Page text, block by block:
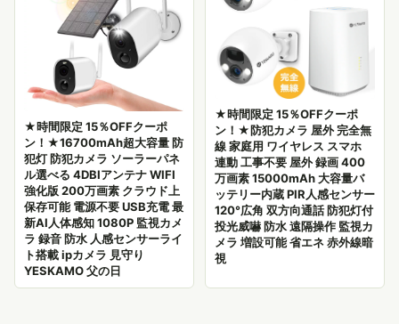
★時間限定 15％OFFクーポ
ン！★16700mAh超大容量 防
犯灯 防犯カメラ ソーラーパネ
ル選べる 4DBIアンテナ WIFI
強化版 200万画素 クラウド上
保存可能 電源不要 USB充電 最
新AI人体感知 1080P 監視カメ
ラ 録音 防水 人感センサーライ
ト搭載 ipカメラ 見守り
YESKAMO 父の日
★時間限定 15％OFFクーポ
ン！★防犯カメラ 屋外 完全無
線 家庭用 ワイヤレス スマホ
連動 工事不要 屋外 録画 400
万画素 15000mAh 大容量バ
ッテリー内蔵 PIR人感センサー
120°広角 双方向通話 防犯灯付
投光威嚇 防水 遠隔操作 監視カ
メラ 増設可能 省エネ 赤外線暗
視